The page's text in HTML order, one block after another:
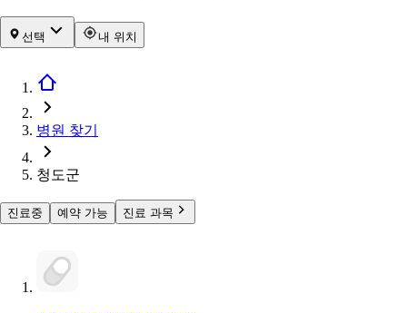
선택 내 위치
병원 찾기
청도군
진료중 예약 가능 진료 과목